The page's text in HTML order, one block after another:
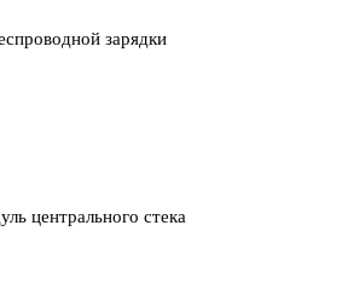
зарядки
центрального стека